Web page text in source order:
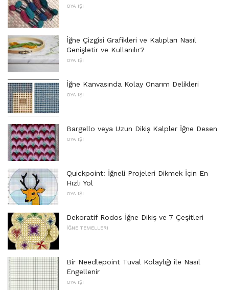
OYA IŞI
İğne Çizgisi Grafikleri ve Kalıpları Nasıl
Genişletir ve Kullanılır?
OYA IŞI
İğne Kanvasında Kolay Onarım Delikleri
OYA IŞI
Bargello veya Uzun Dikiş Kalpler İğne Desen
OYA IŞI
Quickpoint: İğneli Projeleri Dikmek İçin En
Hızlı Yol
OYA IŞI
Dekoratif Rodos İğne Dikiş ve 7 Çeşitleri
İĞNE TEMELLERI
Bir Needlepoint Tuval Kolaylığı ile Nasıl
Engellenir
OYA IŞI